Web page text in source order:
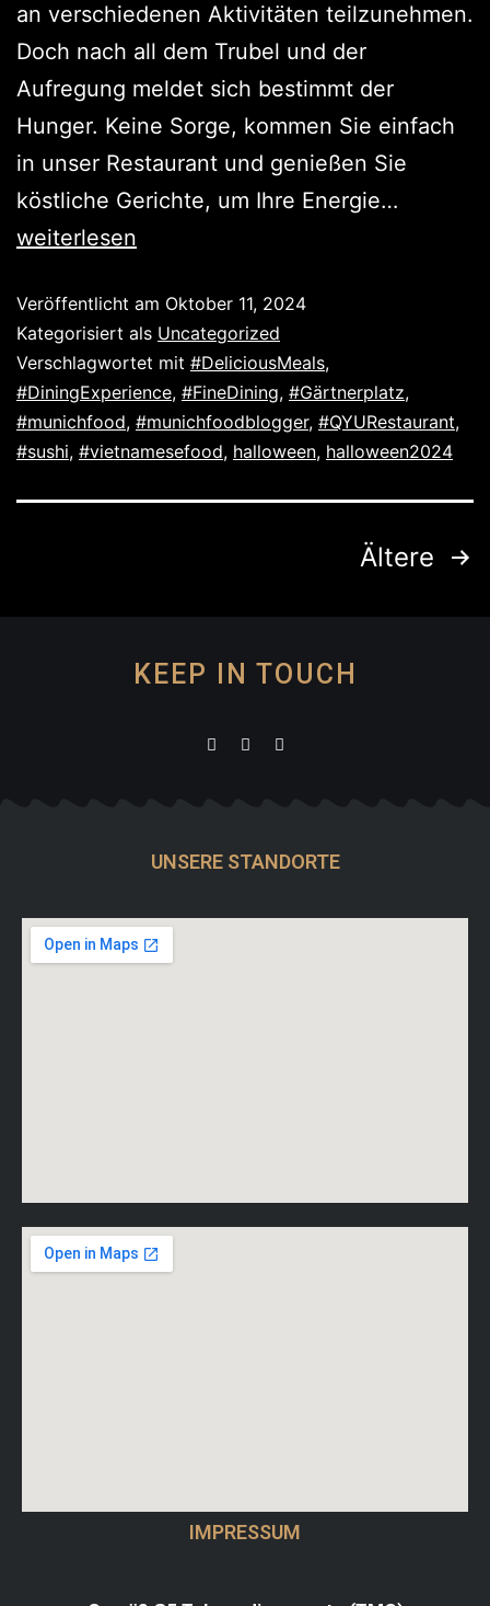
an verschiedenen Aktivitäten teilzunehmen.
Doch nach all dem Trubel und der
Aufregung meldet sich bestimmt der
Hunger. Keine Sorge, kommen Sie einfach
in unser Restaurant und genießen Sie
köstliche Gerichte, um Ihre Energie…
weiterlesen
Veröffentlicht am Oktober 11, 2024
Kategorisiert als Uncategorized
Verschlagwortet mit #DeliciousMeals,
#DiningExperience, #FineDining, #Gärtnerplatz,
#munichfood, #munichfoodblogger, #QYURestaurant,
#sushi, #vietnamesefood, halloween, halloween2024
Ältere
KEEP IN TOUCH
UNSERE STANDORTE
IMPRESSUM